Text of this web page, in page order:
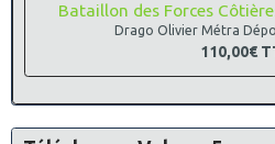
Bataillon des Forces
Drago Olivier Métra
110,00€